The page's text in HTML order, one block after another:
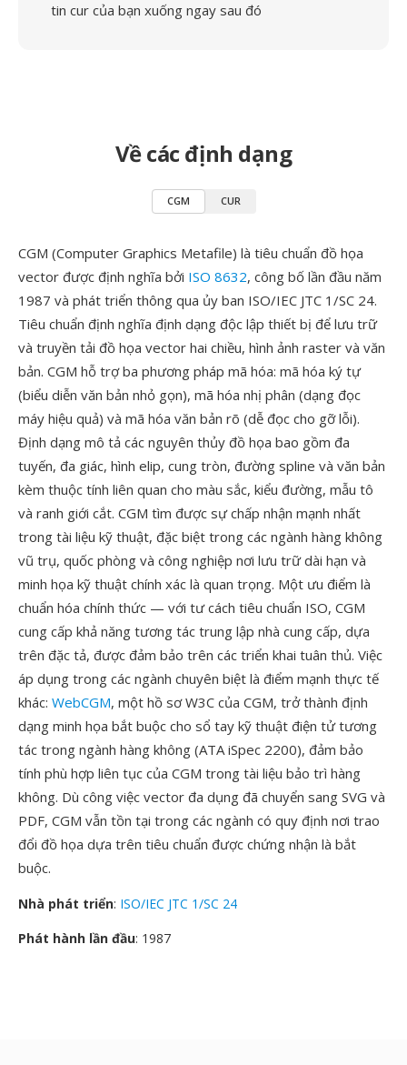
tin cur của bạn xuống ngay sau đó
Về các định dạng
CGM CUR
CGM (Computer Graphics Metafile) là tiêu chuẩn đồ họa
vector được định nghĩa bởi ISO 8632, công bố lần đầu năm
1987 và phát triển thông qua ủy ban ISO/IEC JTC 1/SC 24.
Tiêu chuẩn định nghĩa định dạng độc lập thiết bị để lưu trữ
và truyền tải đồ họa vector hai chiều, hình ảnh raster và văn
bản. CGM hỗ trợ ba phương pháp mã hóa: mã hóa ký tự
(biểu diễn văn bản nhỏ gọn), mã hóa nhị phân (dạng đọc
máy hiệu quả) và mã hóa văn bản rõ (dễ đọc cho gỡ lỗi).
Định dạng mô tả các nguyên thủy đồ họa bao gồm đa
tuyến, đa giác, hình elip, cung tròn, đường spline và văn bản
kèm thuộc tính liên quan cho màu sắc, kiểu đường, mẫu tô
và ranh giới cắt. CGM tìm được sự chấp nhận mạnh nhất
trong tài liệu kỹ thuật, đặc biệt trong các ngành hàng không
vũ trụ, quốc phòng và công nghiệp nơi lưu trữ dài hạn và
minh họa kỹ thuật chính xác là quan trọng. Một ưu điểm là
chuẩn hóa chính thức — với tư cách tiêu chuẩn ISO, CGM
cung cấp khả năng tương tác trung lập nhà cung cấp, dựa
trên đặc tả, được đảm bảo trên các triển khai tuân thủ. Việc
áp dụng trong các ngành chuyên biệt là điểm mạnh thực tế
khác: WebCGM, một hồ sơ W3C của CGM, trở thành định
dạng minh họa bắt buộc cho sổ tay kỹ thuật điện tử tương
tác trong ngành hàng không (ATA iSpec 2200), đảm bảo
tính phù hợp liên tục của CGM trong tài liệu bảo trì hàng
không. Dù công việc vector đa dụng đã chuyển sang SVG và
PDF, CGM vẫn tồn tại trong các ngành có quy định nơi trao
đổi đồ họa dựa trên tiêu chuẩn được chứng nhận là bắt
buộc.
Nhà phát triển: ISO/IEC JTC 1/SC 24
Phát hành lần đầu: 1987